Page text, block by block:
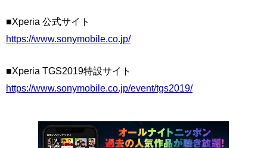
■Xperia 公式サイト
https://www.sonymobile.co.jp/
■Xperia TGS2019特設サイト
https://www.sonymobile.co.jp/event/tgs2019/